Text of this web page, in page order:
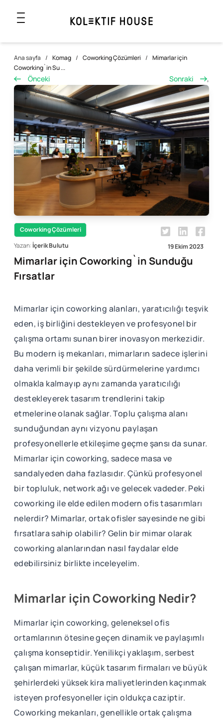
Ana sayfa / Komag / Coworking Çözümleri / Mimarlar için
Coworking`in Su ...
Önceki Sonraki ,
Coworking Çözümleri
Yazan:İçerik Bulutu 19 Ekim 2023
Mimarlar için Coworking`in Sunduğu
Fırsatlar
Mimarlar için coworking alanları, yaratıcılığı teşvik
eden, iş birliğini destekleyen ve profesyonel bir
çalışma ortamı sunan birer inovasyon merkezidir.
Bu modern iş mekanları, mimarların sadece işlerini
daha verimli bir şekilde sürdürmelerine yardımcı
olmakla kalmayıp aynı zamanda yaratıcılığı
destekleyerek tasarım trendlerini takip
etmelerine olanak sağlar. Toplu çalışma alanı
sunduğundan aynı vizyonu paylaşan
profesyonellerle etkileşime geçme şansı da sunar.
Mimarlar için coworking, sadece masa ve
sandalyeden daha fazlasıdır. Çünkü profesyonel
bir topluluk, network ağı ve gelecek vadeder. Peki
coworking ile elde edilen modern ofis tasarımları
nelerdir? Mimarlar, ortak ofisler sayesinde ne gibi
fırsatlara sahip olabilir? Gelin bir mimar olarak
coworking alanlarından nasıl faydalar elde
edebilirsiniz birlikte inceleyelim.
Mimarlar için Coworking Nedir?
Mimarlar için coworking, geleneksel ofis
ortamlarının ötesine geçen dinamik ve paylaşımlı
çalışma konseptidir. Yenilikçi yaklaşım, serbest
çalışan mimarlar, küçük tasarım firmaları ve büyük
şehirlerdeki yüksek kira maliyetlerinden kaçınmak
isteyen profesyoneller için oldukça caziptir.
Coworking mekanları, genellikle ortak çalışma